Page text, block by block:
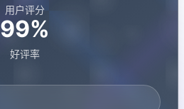
用户评分
99%
好评率